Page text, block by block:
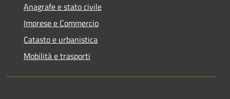
Anagrafe e stato civile
Imprese e Commercio
Catasto e urbanistica
Mobilità e trasporti